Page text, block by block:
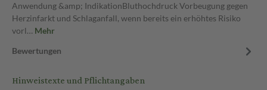
Anwendung &amp; IndikationBluthochdruck Vorbeugung gegen
Herzinfarkt und Schlaganfall, wenn bereits ein erhöhtes Risiko
vorl… Mehr
Bewertungen
Hinweistexte und Pflichtangaben